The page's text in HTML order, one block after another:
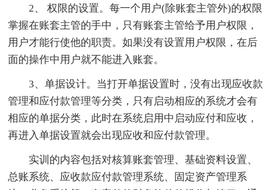
2、 权限的设置。每一个用户(除账套主管外)的权限
掌握在账套主管的手中，只有账套主管给予用户权限，
用户才能行使他的职责。如果没有设置用户权限，在后
面的操作中用户就不能进入账套。
3、单据设计。当打开单据设置时，没有出现应收款
管理和应付款管理等分类，只有启动相应的系统才会有
相应的单据分类，此时在系统启用中启动应付和应收，
再进入单据设置就会出现应收和应付款管理。
实训的内容包括对核算账套管理、基础资料设置、
总账系统、应收款应付款管理系统、固定资产管理系